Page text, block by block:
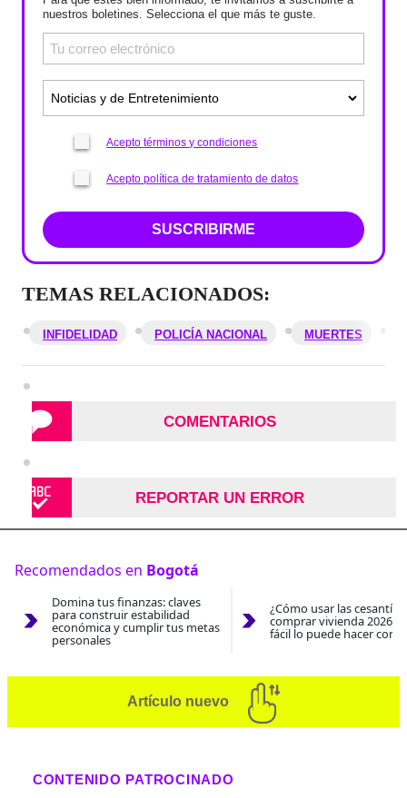
nuestros boletines. Selecciona el que más te guste.
Acepto términos y condiciones
Acepto política de tratamiento de datos
SUSCRIBIRME
TEMAS RELACIONADOS:
INFIDELIDAD POLICÍA NACIONAL MUERTES
COMENTARIOS
REPORTAR UN ERROR
Recomendados en Bogotá
Domina tus finanzas: claves
para construir estabilidad
económica y cumplir tus metas
personales
¿Cómo usar las
comprar vivienda 2026?
fácil lo puede hacer con
Artículo nuevo
CONTENIDO PATROCINADO